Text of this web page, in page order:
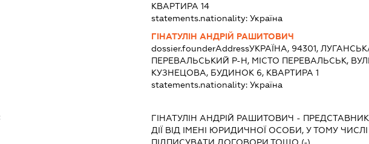
КВАРТИРА 14
statements.nationality:Україна
ГІНАТУЛІН АНДРІЙ РАШИТОВИЧ
dossier.founderAddressУКРАЇНА, 94301,
ПЕРЕВАЛЬСЬКИЙ Р-Н, МІСТО ПЕРЕВАЛЬСЬК,
КУЗНЕЦОВА, БУДИНОК 6, КВАРТИРА 1
statements.nationality:Україна
ГІНАТУЛІН АНДРІЙ РАШИТОВИЧ - ПРЕДСТАВНИК
ДІЇ ВІД ІМЕНІ ЮРИДИЧНОЇ ОСОБИ, У ТОМУ ЧИСЛІ
ПІДПИСУВАТИ ДОГОВОРИ ТОЩО (-)